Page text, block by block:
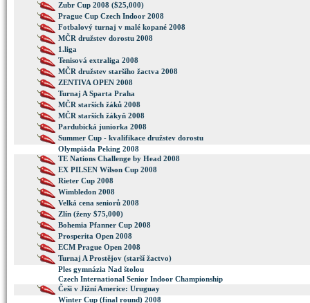
Zubr Cup 2008 ($25,000)
Prague Cup Czech Indoor 2008
Fotbalový turnaj v malé kopané 2008
MČR družstev dorostu 2008
1.liga
Tenisová extraliga 2008
MČR družstev staršího žactva 2008
ZENTIVA OPEN 2008
Turnaj A Sparta Praha
MČR starších žáků 2008
MČR starších žákyň 2008
Pardubická juniorka 2008
Summer Cup - kvalifikace družstev dorostu
Olympiáda Peking 2008
TE Nations Challenge by Head 2008
EX PILSEN Wilson Cup 2008
Rieter Cup 2008
Wimbledon 2008
Velká cena seniorů 2008
Zlín (ženy $75,000)
Bohemia Pfanner Cup 2008
Prosperita Open 2008
ECM Prague Open 2008
Turnaj A Prostějov (starší žactvo)
Ples gymnázia Nad štolou
Czech International Senior Indoor Championship
Češi v Jižní Americe: Uruguay
Winter Cup (final round) 2008